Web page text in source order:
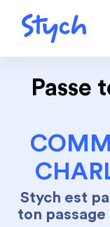
Passe
Stych est
ton passage